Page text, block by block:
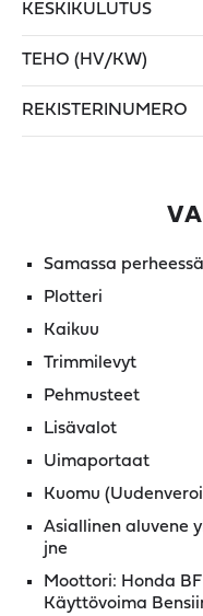
KESKIKULUTUS
TEHO (HV/KW)
REKISTERINUMERO
Samassa
Plotteri
Kaikuu
Trimmilevyt
Pehmusteet
Lisävalot
Uimaportaat
Kuomu
Asiallinen aluvene
jne
Moottori: Honda
Käyttövoima